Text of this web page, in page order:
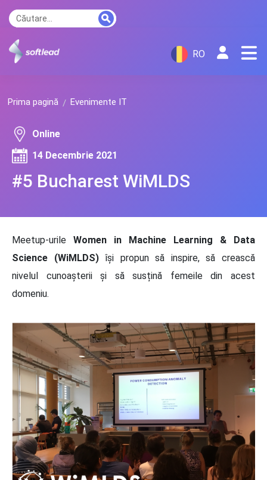
RO
Prima pagină Evenimente IT
#5 Bucharest WiMLDS
Online
14 Decembrie 2021
Meetup-urile Women in Machine Learning & Data
Science (WiMLDS)își propun să inspire, să crească
nivelul cunoașterii și să susțină femeile din acest
domeniu.